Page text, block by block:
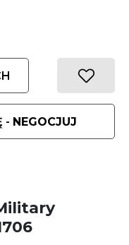
- NEGOCJUJ